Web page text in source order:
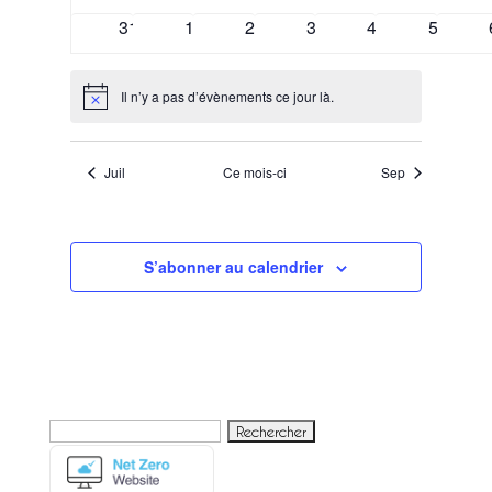
0
31
0
1
0
2
0
3
0
4
0
5
Notice Il n’y a pas d’évènements ce jour là.
Juil Ce mois-ci Sep
S’abonner au calendrier